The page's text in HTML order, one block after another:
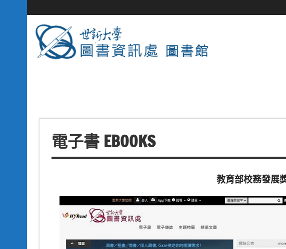
電子書 EBOOKS
教育部校務發展